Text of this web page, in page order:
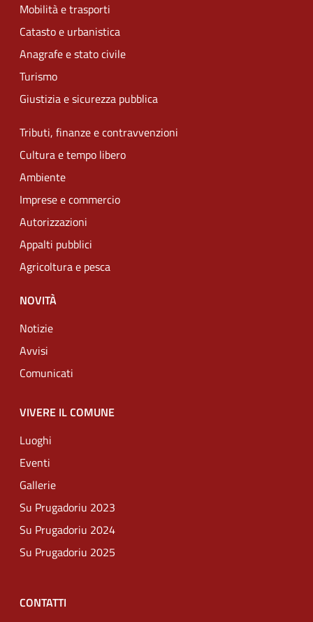
Mobilità e trasporti
Catasto e urbanistica
Anagrafe e stato civile
Turismo
Giustizia e sicurezza pubblica
Tributi, finanze e contravvenzioni
Cultura e tempo libero
Ambiente
Imprese e commercio
Autorizzazioni
Appalti pubblici
Agricoltura e pesca
NOVITÀ
Notizie
Avvisi
Comunicati
VIVERE IL COMUNE
Luoghi
Eventi
Gallerie
Su Prugadoriu 2023
Su Prugadoriu 2024
Su Prugadoriu 2025
CONTATTI